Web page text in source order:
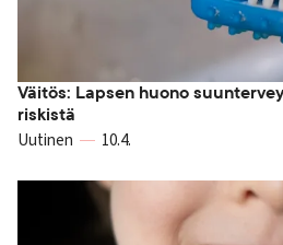
Väitös: Lapsen huono
riskistä
Uutinen 10.4.